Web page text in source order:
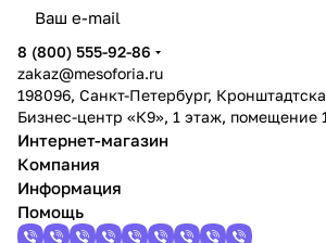
8 (800) 555-92-86
zakaz@mesoforia.ru
198096, Санкт-Петербург,
Бизнес-центр «К9», 1 этаж, помещение
Интернет-магазин
Компания
Информация
Помощь